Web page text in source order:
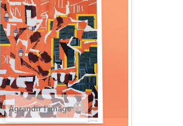
Agrandir l'image